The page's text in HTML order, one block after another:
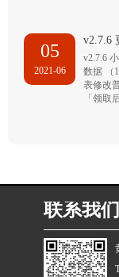
05
2021-06
v2.7.6
v2.7.6
数据 （
表修改
「领取
联系我